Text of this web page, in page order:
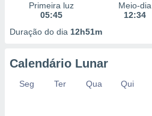
Primeira luz
05:45
Meio-dia
12:34
Duração do dia 12h51m
Calendário Lunar
Seg Ter Qua Qui